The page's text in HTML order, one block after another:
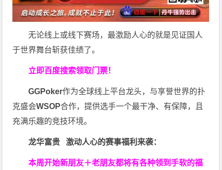
无论线上或线下赛场，最激励人心的就是见证国人
于世界舞台斩获佳绩了。
立即百度搜索领取门票！
GGPoker作为全球线上平台龙头，与享誉世界的扑
克盛会WSOP合作，提供选手一个最干净、有保障，且
充满乐趣的竞技环境。
龙华富贵 激动人心的赛事福利来袭：
本周开始新朋友＋老朋友都将有各种领到手软的福